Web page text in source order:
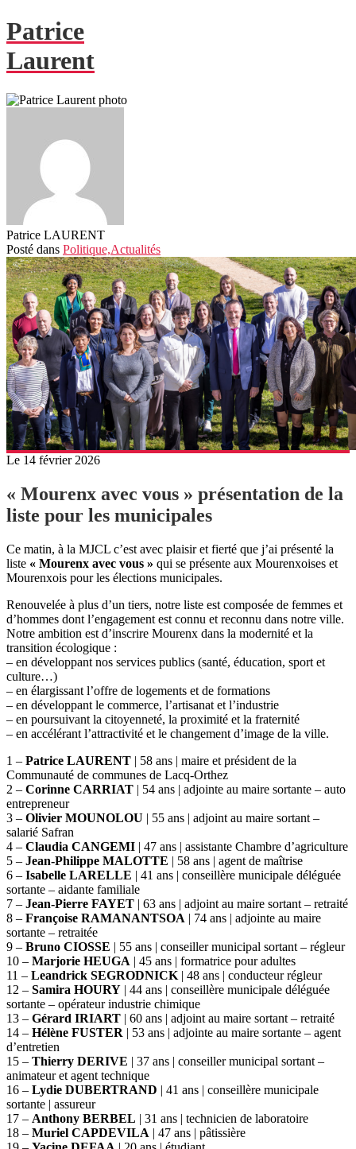
Patrice
Laurent
Patrice LAURENT
Posté dans Politique,Actualités
Le 14 février 2026
« Mourenx avec vous » présentation de la
liste pour les municipales
Ce matin, à la MJCL c’est avec plaisir et fierté que j’ai présenté la
liste « Mourenx avec vous » qui se présente aux Mourenxoises et
Mourenxois pour les élections municipales.
Renouvelée à plus d’un tiers, notre liste est composée de femmes et
d’hommes dont l’engagement est connu et reconnu dans notre ville.
Notre ambition est d’inscrire Mourenx dans la modernité et la
transition écologique :
– en développant nos services publics (santé, éducation, sport et
culture…)
– en élargissant l’offre de logements et de formations
– en développant le commerce, l’artisanat et l’industrie
– en poursuivant la citoyenneté, la proximité et la fraternité
– en accélérant l’attractivité et le changement d’image de la ville.
1 – Patrice LAURENT | 58 ans | maire et président de la
Communauté de communes de Lacq-Orthez
2 – Corinne CARRIAT | 54 ans | adjointe au maire sortante – auto
entrepreneur
3 – Olivier MOUNOLOU | 55 ans | adjoint au maire sortant –
salarié Safran
4 – Claudia CANGEMI | 47 ans | assistante Chambre d’agriculture
5 – Jean-Philippe MALOTTE | 58 ans | agent de maîtrise
6 – Isabelle LARELLE | 41 ans | conseillère municipale déléguée
sortante – aidante familiale
7 – Jean-Pierre FAYET | 63 ans | adjoint au maire sortant – retraité
8 – Françoise RAMANANTSOA | 74 ans | adjointe au maire
sortante – retraitée
9 – Bruno CIOSSE | 55 ans | conseiller municipal sortant – régleur
10 – Marjorie HEUGA | 45 ans | formatrice pour adultes
11 – Leandrick SEGRODNICK | 48 ans | conducteur régleur
12 – Samira HOURY | 44 ans | conseillère municipale déléguée
sortante – opérateur industrie chimique
13 – Gérard IRIART | 60 ans | adjoint au maire sortant – retraité
14 – Hélène FUSTER | 53 ans | adjointe au maire sortante – agent
d’entretien
15 – Thierry DERIVE | 37 ans | conseiller municipal sortant –
animateur et agent technique
16 – Lydie DUBERTRAND | 41 ans | conseillère municipale
sortante | assureur
17 – Anthony BERBEL | 31 ans | technicien de laboratoire
18 – Muriel CAPDEVILA | 47 ans | pâtissière